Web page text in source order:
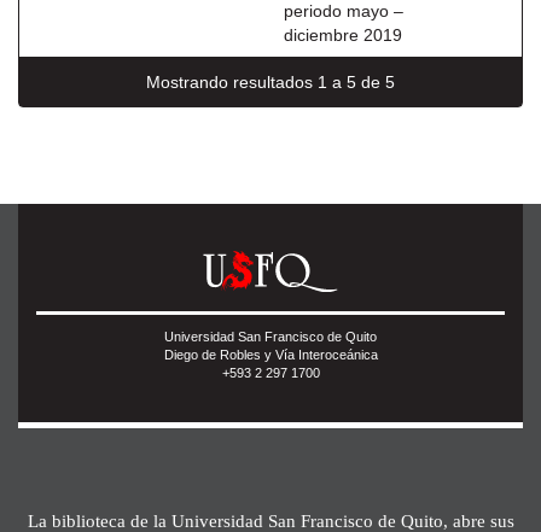
periodo mayo –
diciembre 2019
Mostrando resultados 1 a 5 de 5
Universidad San Francisco de Quito
Diego de Robles y Vía Interoceánica
+593 2 297 1700
La biblioteca de la Universidad San Francisco de Quito, abre sus